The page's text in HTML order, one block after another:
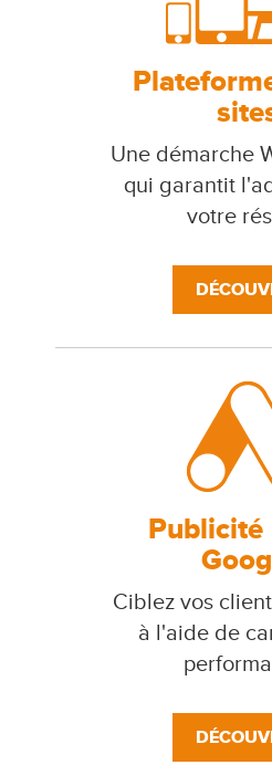
Une démarche
qui garantit
votre
Publicité
Ciblez vos
à l'aide de